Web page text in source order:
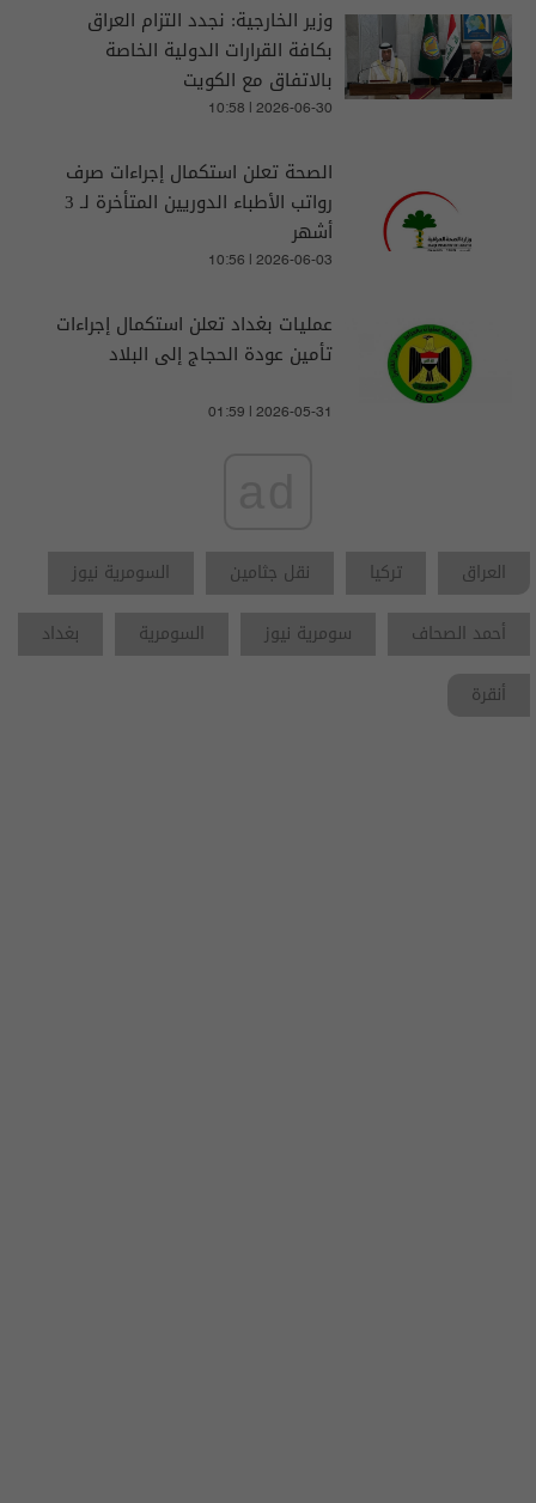
وزير الخارجية: نجدد التزام العراق
بكافة القرارات الدولية الخاصة
بالاتفاق مع الكويت
10:58 | 2026-06-30
الصحة تعلن استكمال إجراءات صرف
رواتب الأطباء الدوريين المتأخرة لـ 3
أشهر
10:56 | 2026-06-03
عمليات بغداد تعلن استكمال إجراءات
تأمين عودة الحجاج إلى البلاد
01:59 | 2026-05-31
العراق تركيا نقل جثامين
السومرية نيوز
أحمد الصحاف
سومرية نيوز السومرية
بغداد
أنقرة